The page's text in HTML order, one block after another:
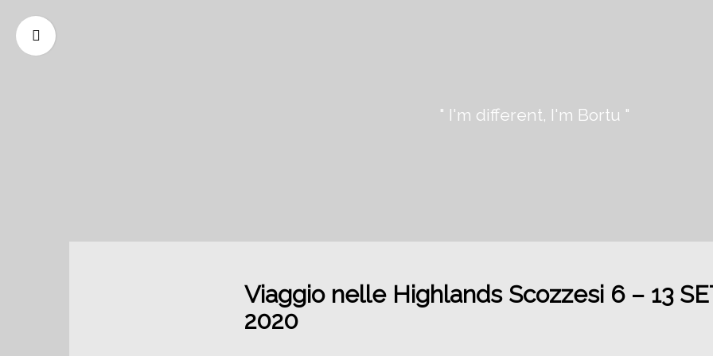
" I'm different, I'm Bortu "
Viaggio nelle Highlands Scozzesi 6 – 13
2020